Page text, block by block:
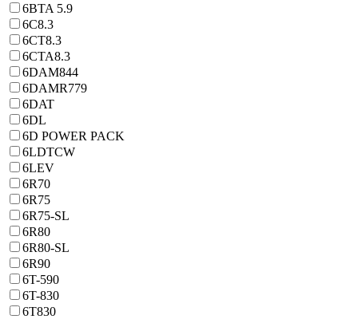
6BTA 5.9
6C8.3
6CT8.3
6CTA8.3
6DAM844
6DAMR779
6DAT
6DL
6D POWER PACK
6LDTCW
6LEV
6R70
6R75
6R75-SL
6R80
6R80-SL
6R90
6T-590
6T-830
6T830